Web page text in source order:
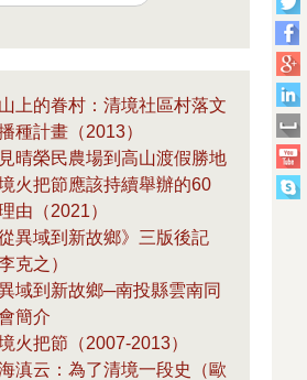
上的眷村：清境社區村落文
種計畫（2013）
晴榮民農場到高山渡假勝地
火把節應該持續舉辦的60
由（2021）
從異域到新故鄉》三版後記
李克之）
域到新故鄉─南投縣雲南同
簡介
火把節（2007-2013）
滇云：為了清境一段史（歐